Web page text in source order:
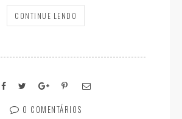
CONTINUE LENDO
0 COMENTÁRIOS